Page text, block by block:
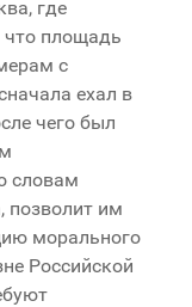
где
что площадь
с
ехал в
чего был
словам
позволит им
морального
Российской